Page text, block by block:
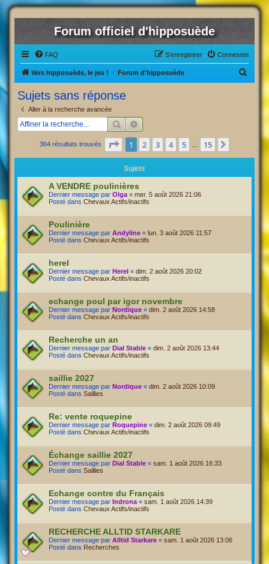
Forum officiel d'hipposuède
FAQ Connexion
S’enregistrer
Vers hipposuède, le jeu ! Forum d'hipposuède
c
Sujets sans réponse
Aller à la recherche avancée
Rechercher
364 résultats trouvés Page 1sur15
1 2 3 4 5 15
Sujets
A VENDRE poulinières
Dernier message par Olga « mer. 5 août 2026 21:06
Posté dans Chevaux Actifs/inactifs
Poulinière
Dernier message par Andyline « lun. 3 août 2026 11:57
Posté dans Chevaux Actifs/inactifs
herel
Dernier message par Herel « dim. 2 août 2026 20:02
Posté dans Chevaux Actifs/inactifs
echange poul par igor novembre
Dernier message par Nordique « dim. 2 août 2026 14:58
Posté dans Chevaux Actifs/inactifs
Recherche un an
Dernier message par Dial Stable « dim. 2 août 2026 13:44
Posté dans Chevaux Actifs/inactifs
saillie 2027
Dernier message par Nordique « dim. 2 août 2026 10:09
Posté dans Saillies
Re: vente roquepine
Dernier message par Roquepine « dim. 2 août 2026 09:49
Posté dans Chevaux Actifs/inactifs
Échange saillie 2027
Dernier message par Dial Stable « sam. 1 août 2026 16:33
Posté dans Saillies
Echange contre du Français
Dernier message par Indrona « sam. 1 août 2026 14:39
Posté dans Chevaux Actifs/inactifs
RECHERCHE ALLTID STARKARE
Dernier message par Alltid Starkare « sam. 1 août 2026 13:06
Posté dans Recherches